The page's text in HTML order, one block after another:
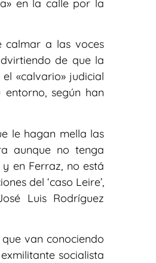
en la calle por la
calmar a las voces
de que la
«calvario» judicial
según han
le hagan mella las
aunque no tenga
en Ferraz, no está
del ‘caso Leire’,
Luis Rodríguez
van conociendo
socialista